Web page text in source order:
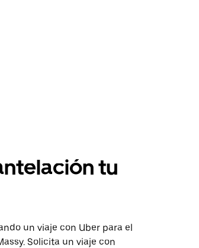
tu
un viaje con Uber para el
Solicita un viaje con